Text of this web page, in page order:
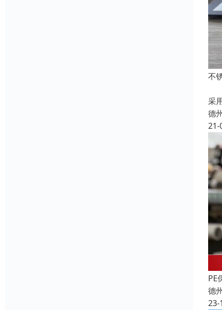
不
采
德
21-
PE
德
23-